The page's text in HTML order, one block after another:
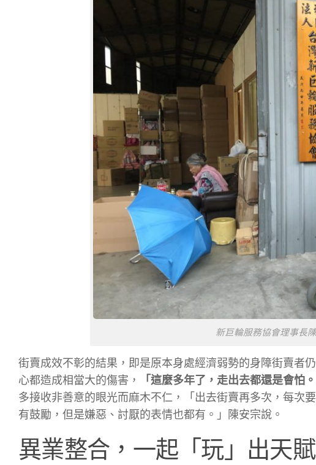
新巨輪服務協會理事長
街賣成效不彰的結果，即是原本身處經濟弱勢的身障街賣者
心都造成相當大的傷害，
「這麼多年了，走出去都還是會怕。
多接收非善意的眼光而麻木不仁，「出去街賣再多次，每次
有鼓勵，但是嫌惡、討厭的表情也都有。」陳安宗說。
異業整合，一起「玩」出天